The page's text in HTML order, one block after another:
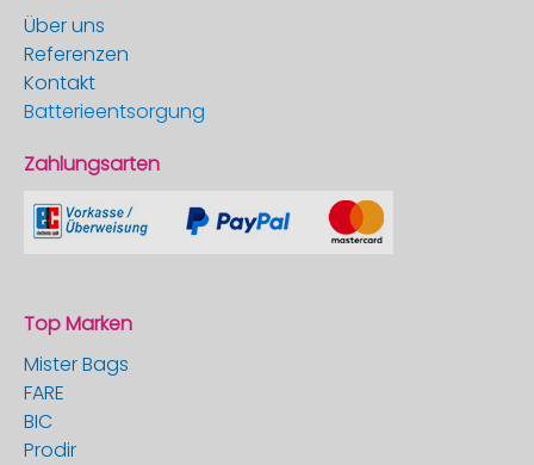
Über uns
Referenzen
Kontakt
Batterieentsorgung
Zahlungsarten
Top Marken
Mister Bags
FARE
BIC
Prodir